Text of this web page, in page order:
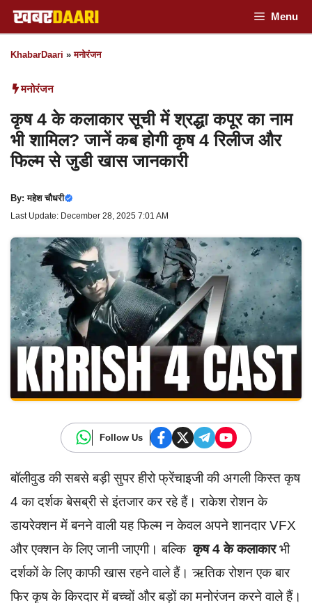
Skip
to
content
Menu
KhabarDaari »मनोरंजन
मनोरंजन
कृष 4 के कलाकार सूची में श्रद्धा कपूर का नाम
भी शामिल? जानें कब होगी कृष 4 रिलीज और
फिल्म से जुडी खास जानकारी
By:महेश चौधरी
Last Update: December 28, 2025 7:01 AM
Follow Us
बॉलीवुड की सबसे बड़ी सुपर हीरो फ्रेंचाइजी की अगली किस्त कृष
4 का दर्शक बेसब्री से इंतजार कर रहे हैं। राकेश रोशन के
डायरेक्शन में बनने वाली यह फिल्म न केवल अपने शानदार VFX
और एक्शन के लिए जानी जाएगी। बल्कि कृष 4 के कलाकारभी
दर्शकों के लिए काफी खास रहने वाले हैं। ऋतिक रोशन एक बार
फिर कृष के किरदार में बच्चों और बड़ों का मनोरंजन करने वाले हैं।